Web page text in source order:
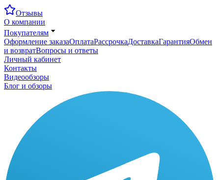
Отзывы
О компании
Покупателям
Оформление заказаОплатаРассрочкаДоставкаГарантияОбмен
и возвратВопросы и ответы
Личный кабинет
Контакты
Видеообзоры
Блог и обзоры